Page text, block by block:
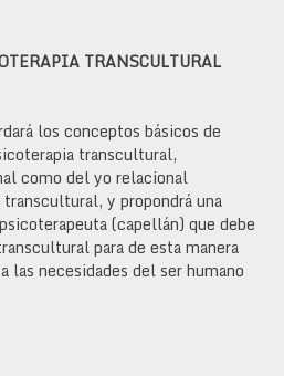
TRANSCULTURAL
los conceptos básicos de
transcultural,
como del yo relacional
y propondrá una
(capellán) que debe
para de esta manera
las necesidades del ser humano